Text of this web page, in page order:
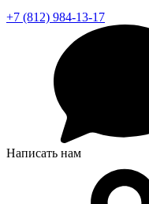
+7 (812) 984-13-17
Написать нам